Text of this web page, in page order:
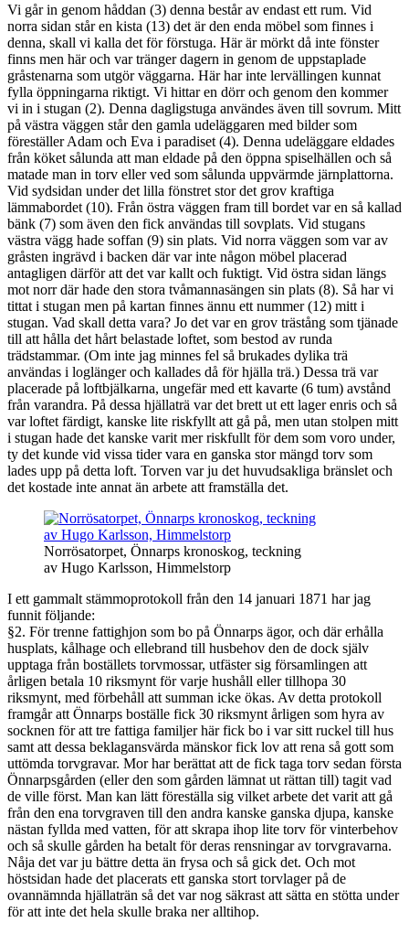
Vi går in genom håddan (3) denna består av endast ett rum. Vid
norra sidan står en kista (13) det är den enda möbel som finnes i
denna, skall vi kalla det för förstuga. Här är mörkt då inte fönster
finns men här och var tränger dagern in genom de uppstaplade
gråstenarna som utgör väggarna. Här har inte lervällingen kunnat
fylla öppningarna riktigt. Vi hittar en dörr och genom den kommer
vi in i stugan (2). Denna dagligstuga användes även till sovrum. Mitt
på västra väggen står den gamla udeläggaren med bilder som
föreställer Adam och Eva i paradiset (4). Denna udeläggare eldades
från köket sålunda att man eldade på den öppna spiselhällen och så
matade man in torv eller ved som sålunda uppvärmde järnplattorna.
Vid sydsidan under det lilla fönstret stor det grov kraftiga
lämmabordet (10). Från östra väggen fram till bordet var en så kallad
bänk (7) som även den fick användas till sovplats. Vid stugans
västra vägg hade soffan (9) sin plats. Vid norra väggen som var av
gråsten ingrävd i backen där var inte någon möbel placerad
antagligen därför att det var kallt och fuktigt. Vid östra sidan längs
mot norr där hade den stora tvåmannasängen sin plats (8). Så har vi
tittat i stugan men på kartan finnes ännu ett nummer (12) mitt i
stugan. Vad skall detta vara? Jo det var en grov trästång som tjänade
till att hålla det hårt belastade loftet, som bestod av runda
trädstammar. (Om inte jag minnes fel så brukades dylika trä
användas i loglänger och kallades då för hjälla trä.) Dessa trä var
placerade på loftbjälkarna, ungefär med ett kavarte (6 tum) avstånd
från varandra. På dessa hjällaträ var det brett ut ett lager enris och så
var loftet färdigt, kanske lite riskfyllt att gå på, men utan stolpen mitt
i stugan hade det kanske varit mer riskfullt för dem som voro under,
ty det kunde vid vissa tider vara en ganska stor mängd torv som
lades upp på detta loft. Torven var ju det huvudsakliga bränslet och
det kostade inte annat än arbete att framställa det.
Norrösatorpet, Önnarps kronoskog, teckning
av Hugo Karlsson, Himmelstorp
I ett gammalt stämmoprotokoll från den 14 januari 1871 har jag
funnit följande:
§2. För trenne fattighjon som bo på Önnarps ägor, och där erhålla
husplats, kålhage och ellebrand till husbehov den de dock själv
upptaga från boställets torvmossar, utfäster sig församlingen att
årligen betala 10 riksmynt för varje hushåll eller tillhopa 30
riksmynt, med förbehåll att summan icke ökas. Av detta protokoll
framgår att Önnarps boställe fick 30 riksmynt årligen som hyra av
socknen för att tre fattiga familjer här fick bo i var sitt ruckel till hus
samt att dessa beklagansvärda mänskor fick lov att rena så gott som
uttömda torvgravar. Mor har berättat att de fick taga torv sedan första
Önnarpsgården (eller den som gården lämnat ut rättan till) tagit vad
de ville först. Man kan lätt föreställa sig vilket arbete det varit att gå
från den ena torvgraven till den andra kanske ganska djupa, kanske
nästan fyllda med vatten, för att skrapa ihop lite torv för vinterbehov
och så skulle gården ha betalt för deras rensningar av torvgravarna.
Nåja det var ju bättre detta än frysa och så gick det. Och mot
höstsidan hade det placerats ett ganska stort torvlager på de
ovannämnda hjällaträn så det var nog säkrast att sätta en stötta under
för att inte det hela skulle braka ner alltihop.